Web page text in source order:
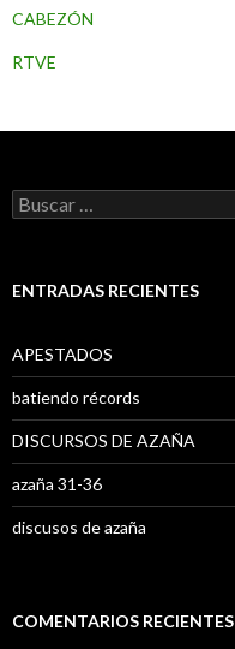
CABEZÓN
RTVE
B
u
a
ENTRADAS RECIENTES
APESTADOS
batiendo récords
DISCURSOS DE AZAÑA
azaña 31-36
discusos de azaña
COMENTARIOS RECIENTES